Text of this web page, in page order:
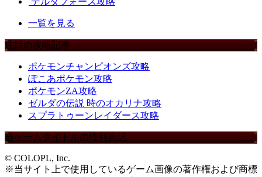
一覧を見る
注目の攻略記事
ポケモンチャンピオンズ攻略
ぽこあポケモン攻略
ポケモンZA攻略
ゼルダの伝説 時のオカリナ攻略
スプラトゥーンレイダース攻略
当ゲームタイトルの権利表記
© COLOPL, Inc.
※当サイト上で使用しているゲーム画像の著作権および商標